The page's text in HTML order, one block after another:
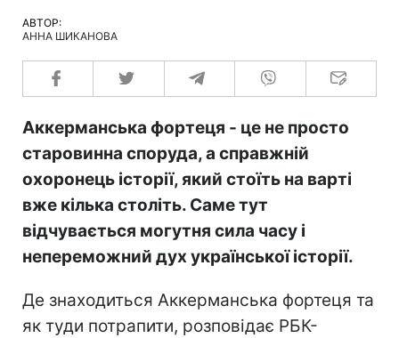
АВТОР:
АННА ШИКАНОВА
Аккерманська фортеця - це не просто
старовинна споруда, а справжній
охоронець історії, який стоїть на варті
вже кілька століть. Саме тут
відчувається могутня сила часу і
непереможний дух української історії.
Де знаходиться Аккерманська фортеця та
як туди потрапити, розповідає РБК-